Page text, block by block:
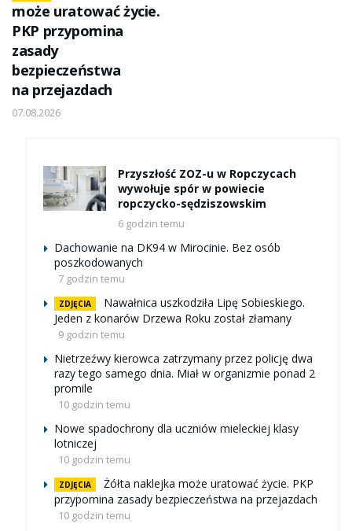
może uratować życie.
PKP przypomina
zasady
bezpieczeństwa
na przejazdach
07.08.2026
Przyszłość ZOZ-u w Ropczycach
wywołuje spór w powiecie
ropczycko-sędziszowskim
6 godzin temu
Dachowanie na DK94 w Mirocinie. Bez osób
poszkodowanych
7 godzin temu
ZDJĘCIA
Nawałnica uszkodziła Lipę Sobieskiego.
Jeden z konarów Drzewa Roku został złamany
9 godzin temu
Nietrzeźwy kierowca zatrzymany przez policję dwa
razy tego samego dnia. Miał w organizmie ponad 2
promile
10 godzin temu
Nowe spadochrony dla uczniów mieleckiej klasy
lotniczej
10 godzin temu
ZDJĘCIA
Żółta naklejka może uratować życie. PKP
przypomina zasady bezpieczeństwa na przejazdach
10 godzin temu